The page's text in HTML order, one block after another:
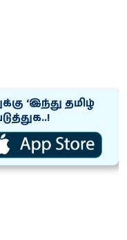
‘இந்து தமிழ்